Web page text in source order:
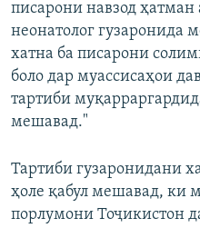
писарони навзод
неонатолог гузаронида
хатна ба писарони
боло дар муассисаҳои
тартиби
мешавад."
Тартиби гузаронидани
ҳоле қабул мешавад, ки
порлумони Тоҷикистон